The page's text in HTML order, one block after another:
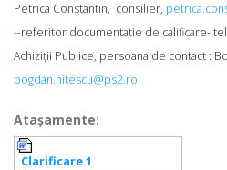
Petrica Constantin, consilier,
--referitor documentatie de calificare-
Achiziţii Publice, persoana de contact :
bogdan.nitescu@ps2.ro.
Ataşamente:
Clarificare 1